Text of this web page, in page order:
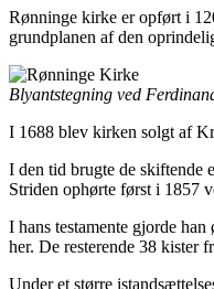
Rønninge kirke er opført i
grundplanen af den
Blyantstegning ved
I 1688 blev kirken solgt af
I den tid brugte de skiftende
Striden ophørte først i 1857
I hans testamente gjorde
her. De resterende 38 kister
Under et større